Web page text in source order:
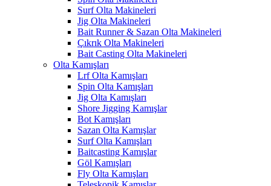
Surf Olta Makineleri
Jig Olta Makineleri
Bait Runner & Sazan Olta Makineleri
Çıkrık Olta Makineleri
Bait Casting Olta Makineleri
Olta Kamışları
Lrf Olta Kamışları
Spin Olta Kamışları
Jig Olta Kamışları
Shore Jigging Kamışlar
Bot Kamışları
Sazan Olta Kamışlar
Surf Olta Kamışları
Baitcasting Kamışlar
Göl Kamışları
Fly Olta Kamışları